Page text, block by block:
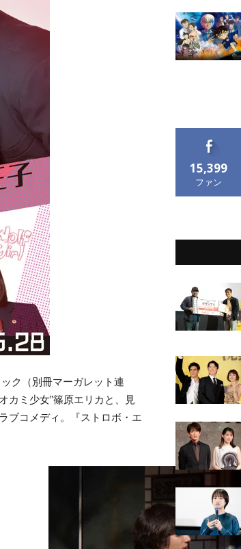
ク（別冊マーガレット連
カミ少女”篠原エリカと、見
ブコメディ。『ストロボ・エ
15,399
ファン